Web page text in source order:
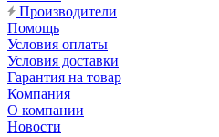
Производители
Помощь
Условия оплаты
Условия доставки
Гарантия на товар
Компания
О компании
Новости